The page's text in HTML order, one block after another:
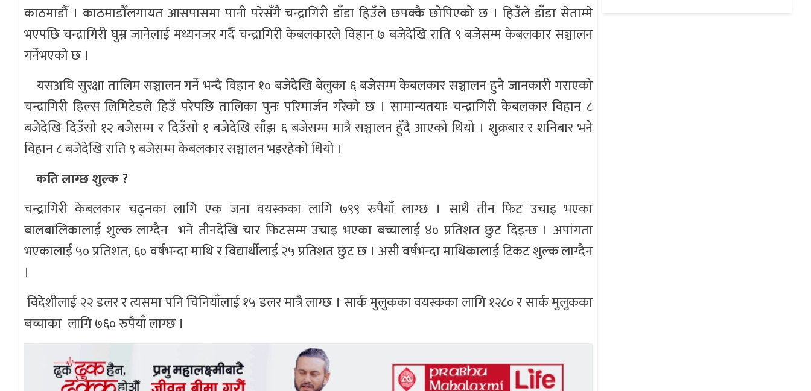
काठमाडौँ । काठमाडौँलगायत आसपासमा पानी परेसँगै चन्द्रागिरी डाँडा हिउँले छपक्कै छोपिएको छ । हिउँले डाँडा सेताम्मे
भएपछि चन्द्रागिरी घुम्न जानेलाई मध्यनजर गर्दै चन्द्रागिरी केबलकारले विहान ७ बजेदेखि राति ९ बजेसम्म केबलकार सञ्चालन
गर्नेभएको छ ।
यसअघि सुरक्षा तालिम सञ्चालन गर्ने भन्दै विहान १० बजेदेखि बेलुका ६ बजेसम्म केबलकार सञ्चालन हुने जानकारी गराएको
चन्द्रागिरी हिल्स लिमिटेडले हिउँ परेपछि तालिका पुनः परिमार्जन गरेको छ । सामान्यतयाः चन्द्रागिरी केबलकार विहान ८
बजेदेखि दिउँसो १२ बजेसम्म र दिउँसो १ बजेदेखि साँझ ६ बजेसम्म मात्रै सञ्चालन हुँदै आएको थियो । शुक्रबार र शनिबार भने
विहान ८ बजेदेखि राति ९ बजेसम्म केबलकार सञ्चालन भइरहेको थियो ।
कति लाग्छ शुल्क ?
चन्द्रागिरी केबलकार चढ्नका लागि एक जना वयस्कका लागि ७९९ रुपैयाँ लाग्छ । साथै तीन फिट उचाइ भएका
बालबालिकालाई शुल्क लाग्दैन भने तीनदेखि चार फिटसम्म उचाइ भएका बच्चालाई ४० प्रतिशत छुट दिइन्छ । अपांगता
भएकालाई ५० प्रतिशत, ६० वर्षभन्दा माथि र विद्यार्थीलाई २५ प्रतिशत छुट छ । असी वर्षभन्दा माथिकालाई टिकट शुल्क लाग्दैन
।
विदेशीलाई २२ डलर र त्यसमा पनि चिनियाँलाई १५ डलर मात्रै लाग्छ । सार्क मुलुकका वयस्कका लागि १२८० र सार्क मुलुकका
बच्चाका लागि ७६० रुपैयाँ लाग्छ ।